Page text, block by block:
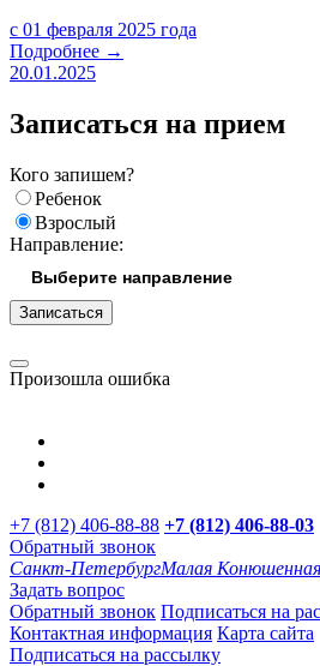
с 01 февраля 2025 года
Подробнее →
20.01.2025
Записаться на прием
Кого запишем?
Ребенок
Взрослый
Направление:
Записаться
Произошла ошибка
+7 (812) 406-88-88 +7 (812) 406-88-03
Обратный звонок
Санкт-ПетербургМалая
Задать вопрос
Обратный звонок Подписаться на
Контактная информация Карта сайта
Подписаться на рассылку